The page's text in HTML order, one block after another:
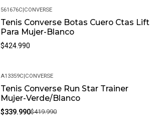
561676C|CONVERSE
Tenis Converse Botas Cuero Ctas Lift
Para Mujer-Blanco
$424.990
-19%
A13359C|CONVERSE
Tenis Converse Run Star Trainer
Mujer-Verde/Blanco
$339.990$419.990